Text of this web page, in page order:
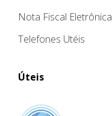
Nota Fiscal Eletrônica
Telefones Utéis
Úteis